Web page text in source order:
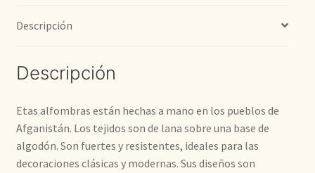
Descripción
Descripción
Etas alfombras están hechas a mano en los pueblos de
Afganistán. Los tejidos son de lana sobre una base de
algodón. Son fuertes y resistentes, ideales para las
decoraciones clásicas y modernas. Sus diseños son